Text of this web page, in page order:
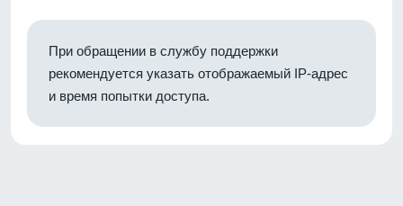
При обращении в службу поддержки
рекомендуется указать отображаемый IP-адрес
и время попытки доступа.